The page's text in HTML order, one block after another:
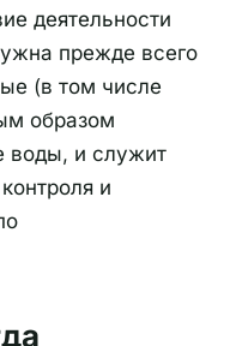
деятельности
прежде всего
(в том числе
образом
воды, и служит
и